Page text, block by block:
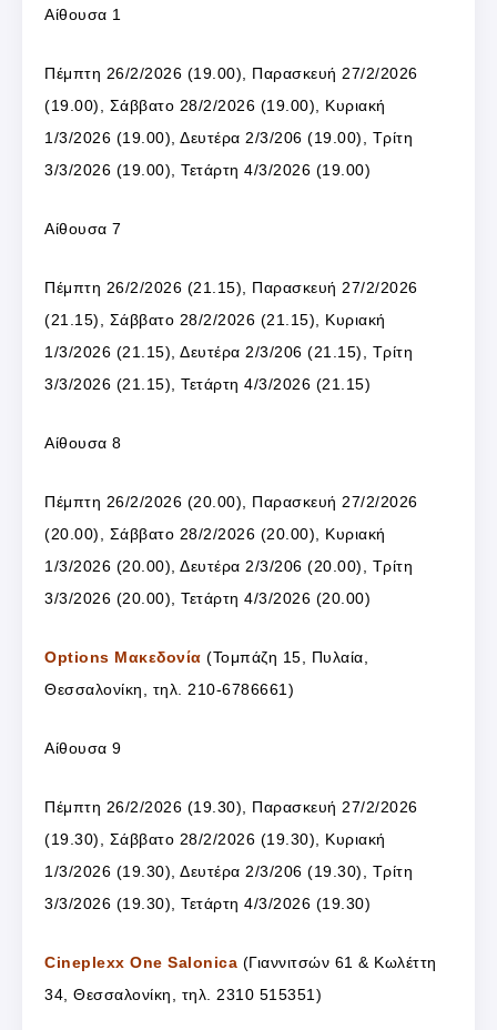
Αίθουσα 1
Πέμπτη 26/2/2026 (19.00), Παρασκευή 27/2/2026
(19.00), Σάββατο 28/2/2026 (19.00), Κυριακή
1/3/2026 (19.00), Δευτέρα 2/3/206 (19.00), Τρίτη
3/3/2026 (19.00), Τετάρτη 4/3/2026 (19.00)
Αίθουσα 7
Πέμπτη 26/2/2026 (21.15), Παρασκευή 27/2/2026
(21.15), Σάββατο 28/2/2026 (21.15), Κυριακή
1/3/2026 (21.15), Δευτέρα 2/3/206 (21.15), Τρίτη
3/3/2026 (21.15), Τετάρτη 4/3/2026 (21.15)
Αίθουσα 8
Πέμπτη 26/2/2026 (20.00), Παρασκευή 27/2/2026
(20.00), Σάββατο 28/2/2026 (20.00), Κυριακή
1/3/2026 (20.00), Δευτέρα 2/3/206 (20.00), Τρίτη
3/3/2026 (20.00), Τετάρτη 4/3/2026 (20.00)
Options Μακεδονία (Τομπάζη 15, Πυλαία,
Θεσσαλονίκη, τηλ. 210-6786661)
Αίθουσα 9
Πέμπτη 26/2/2026 (19.30), Παρασκευή 27/2/2026
(19.30), Σάββατο 28/2/2026 (19.30), Κυριακή
1/3/2026 (19.30), Δευτέρα 2/3/206 (19.30), Τρίτη
3/3/2026 (19.30), Τετάρτη 4/3/2026 (19.30)
Cineplexx One Salonica (Γιαννιτσών 61 & Κωλέττη
34, Θεσσαλονίκη, τηλ. 2310 515351)